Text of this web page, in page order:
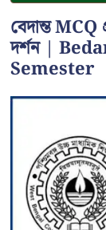
বেদান্ত MCQ
দর্শন |
Semester